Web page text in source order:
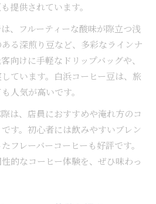
提供されています。
、フルーティーな酸味が際立つ浅
る深煎り豆など、多彩なラインナ
向けに手軽なドリップバッグや、
ています。白浜コーヒー豆は、旅
人気が高いです。
は、店員におすすめや淹れ方のコ
す。初心者には飲みやすいブレン
フレーバーコーヒーも好評です。
的なコーヒー体験を、ぜひ味わっ